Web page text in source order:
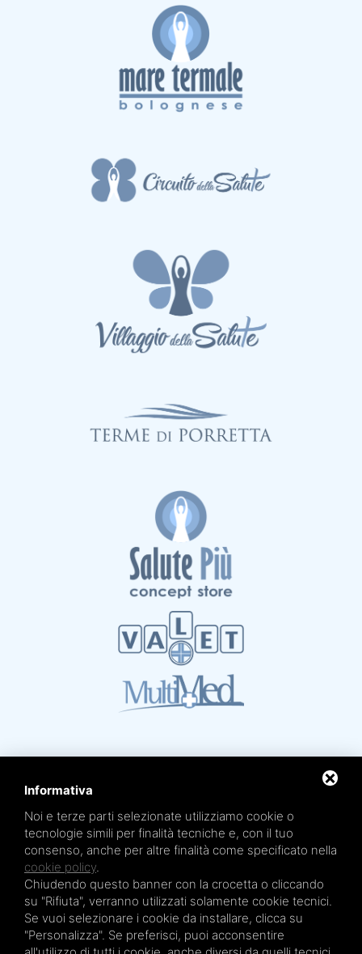
Mare Termale Bolognese e
Circuito della Salute +
sono un marchio diTRE EFFE s.r.l.
Sede legale e amministrativa: Via Irnerio 12/2 - 40126 Bologna - Tel/fax 051.4210046
Cod.Fisc e P.IVA 04045610377 - R.E.A. BO n. 334452 - R.I. BO n. 56601 - Cap. Soc.
€ 20.000,00 i.v.
Terme San Petronio - Antalgik - Bodi
Terme San Luca - Pluricenter
Terme Felsinee
Informativa
Noi e terze parti selezionate utilizziamo cookie o
tecnologie simili per finalità tecniche e, con il tuo
consenso, anche per altre finalità come specificato nella
cookie policy.
Chiudendo questo banner con la crocetta o cliccando
su "Rifiuta", verranno utilizzati solamente cookie tecnici.
Se vuoi selezionare i cookie da installare, clicca su
"Personalizza". Se preferisci, puoi acconsentire